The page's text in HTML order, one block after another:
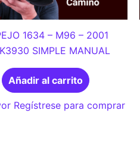
1634 – M96 – 2001
SIMPLE MANUAL
Añadir al carrito
Regístrese para comprar